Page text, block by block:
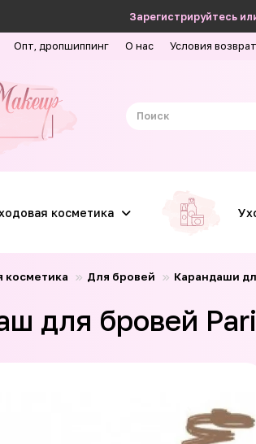
Зарегистрируйтесь
Опт, дропшиппинг О нас Условия
косметика
косметика Для бровей Карандаши
для бровей